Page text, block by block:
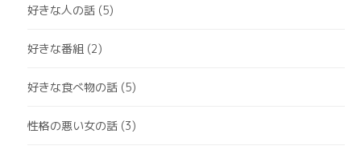
好きな人の話 (5)
好きな番組 (2)
好きな食べ物の話 (5)
性格の悪い女の話 (3)